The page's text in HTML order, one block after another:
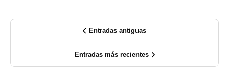
Entradas antiguas
Entradas más recientes